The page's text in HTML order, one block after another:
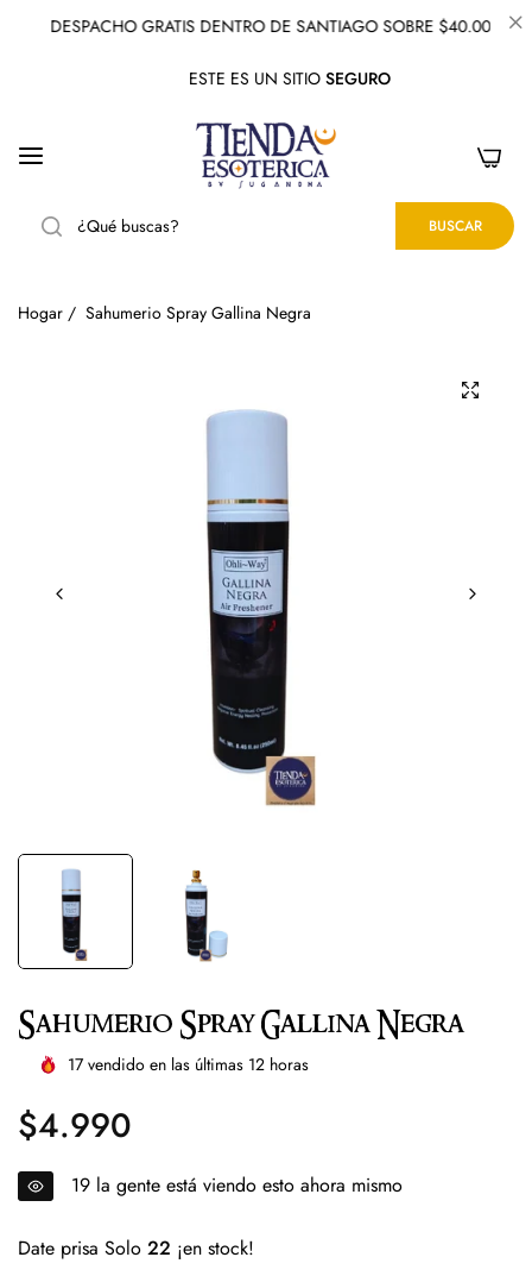
DESPACHO GRATIS DENTRO DE SANTIAGO SOBRE $40.000
ESTE ES UN SITIO SEGURO
BUSCAR
Hogar / Sahumerio Spray Gallina Negra
Sahumerio Spray Gallina Negra
17 vendido en las últimas 12 horas
Precio
regular
$4.990
14 la gente está viendo esto ahora mismo
Date prisa Solo 22 ¡en stock!